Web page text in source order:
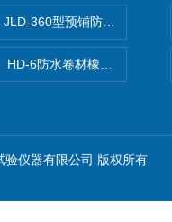
JLD-360型预铺防水卷材抗冲
HD-6防水卷材橡胶测厚仪
仪器有限公司 版权所有